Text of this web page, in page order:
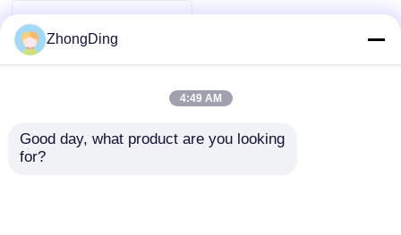
ZhongDing
4:49 AM
Good day, what product are you looking
for?